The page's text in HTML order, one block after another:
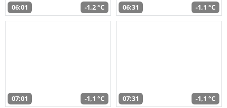
06:01 -1,2 °C 06:31 -1,1 °C
07:01 -1,1 °C 07:31 -1,1 °C